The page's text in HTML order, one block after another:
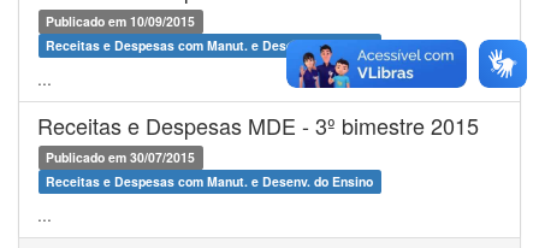
Publicado em 10/09/2015
Receitas e Despesas com Manut. e Desenv. do Ensino
...
Receitas e Despesas MDE - 3º bimestre 2015
Publicado em 30/07/2015
Receitas e Despesas com Manut. e Desenv. do Ensino
...